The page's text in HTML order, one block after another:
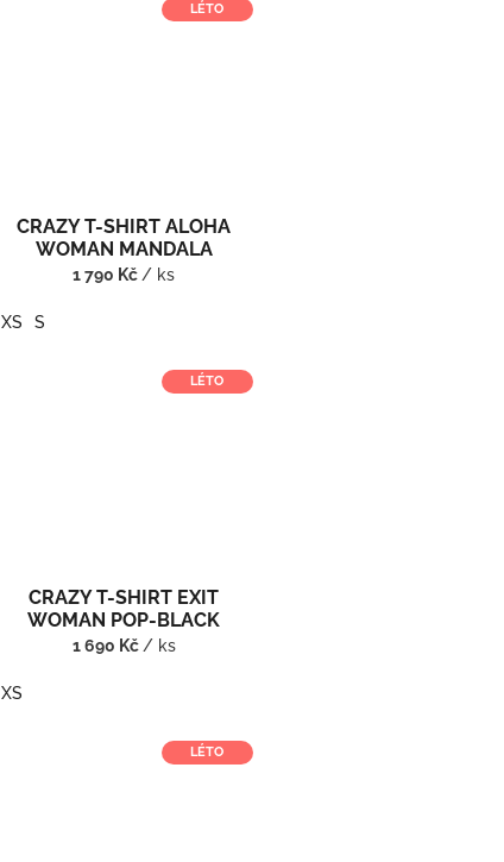
LÉTO
CRAZY T-SHIRT ALOHA
WOMAN MANDALA
1 790 Kč / ks
XS S
LÉTO
CRAZY T-SHIRT EXIT
WOMAN POP-BLACK
1 690 Kč / ks
XS
LÉTO